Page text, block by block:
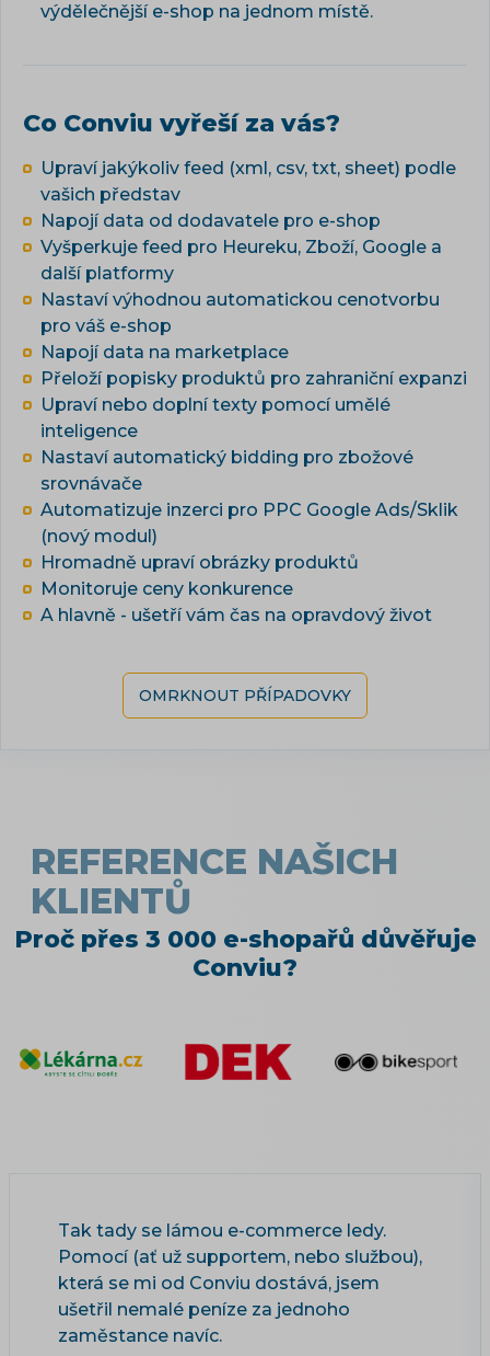
výdělečnější e-shop na jednom místě.
Co Conviu vyřeší za vás?
Upraví jakýkoliv feed (xml, csv, txt, sheet) podle
vašich představ
Napojí data od dodavatele pro e-shop
Vyšperkuje feed pro Heureku, Zboží, Google a
další platformy
Nastaví výhodnou automatickou cenotvorbu
pro váš e-shop
Napojí data na marketplace
Přeloží popisky produktů pro zahraniční expanzi
Upraví nebo doplní texty pomocí umělé
inteligence
Nastaví automatický bidding pro zbožové
srovnávače
Automatizuje inzerci pro PPC Google Ads/Sklik
(nový modul)
Hromadně upraví obrázky produktů
Monitoruje ceny konkurence
A hlavně - ušetří vám čas na opravdový život
OMRKNOUT PŘÍPADOVKY
REFERENCE NAŠICH
KLIENTŮ
Proč přes 3 000 e-shopařů důvěřuje
Conviu?
Tak tady se lámou e-commerce ledy.
Pomocí (ať už supportem, nebo službou),
která se mi od Conviu dostává, jsem
ušetřil nemalé peníze za jednoho
zaměstance navíc.